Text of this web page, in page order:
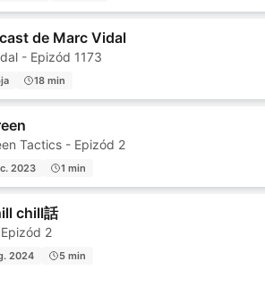
de Marc Vidal
- Epizód 1173
18 min
Tactics - Epizód 2
2023 1 min
chill話
2
2024 5 min